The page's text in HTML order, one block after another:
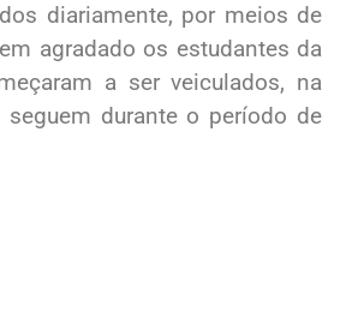
diariamente, por meios de
agradado os estudantes da
a ser veiculados, na
durante o período de